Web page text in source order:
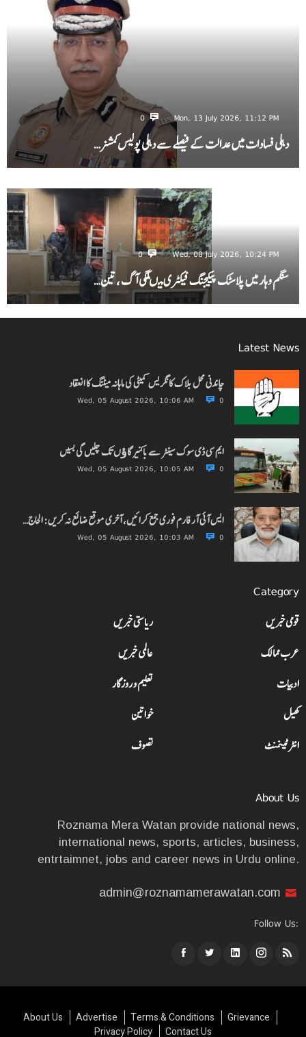
Mon, 13 July 2026, 11:12 PM
0
دہلی فسادات میں عدالت کے فیصلے سے دہلی پولیس کمشنر…
Wed, 08 July 2026, 10:24 PM
0
سنگم وہار میں پلاسٹک پیکیجنگ فیکٹری میںلگی آگ ، تین…
Latest News
چاندنی محل بلاک کانگریس کمیٹی کی ماہانہ میٹنگ کا انعقاد
Wed, 05 August 2026, 10:06 AM 0
ایم سی ڈی سوک سینٹر سے باکنیر گاﺅں تک چلیں گی بسیں
Wed, 05 August 2026, 10:05 AM 0
ایس آئی آر فارم فوری جمع کرائیں، آخری موقع ضائع نہ کریں: الحاج…
Wed, 05 August 2026, 10:03 AM 0
Category
قومی خبریں
ریاستی خبریں
عرب ممالک
عالمی خبریں
ادبیات
تعلیم و روزگار
کھیل
خواتین
انٹرٹینمنٹ
تصوف
About Us
Roznama Mera Watan provide national news,
international news, sports, articles, business,
entrtaimnet, jobs and career news in Urdu online.
admin@roznamamerawatan.com
Follow Us:
About Us Advertise Terms & Conditions
Grievance
Privacy Policy
Contact Us